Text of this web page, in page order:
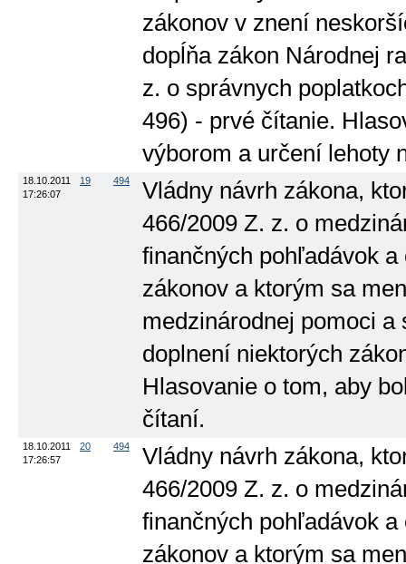
zákonov v znení
dopĺňa zákon Národnej
z. o správnych
496) - prvé čítanie.
výborom a určení lehoty
18.10.2011
17:26:07
19 494
Vládny návrh zákona,
466/2009 Z. z. o
finančných pohľadávok
zákonov a ktorým sa
medzinárodnej pomoci
doplnení niektorých
Hlasovanie o tom, aby
čítaní.
18.10.2011
17:26:57
20 494
Vládny návrh zákona,
466/2009 Z. z. o
finančných pohľadávok
zákonov a ktorým sa